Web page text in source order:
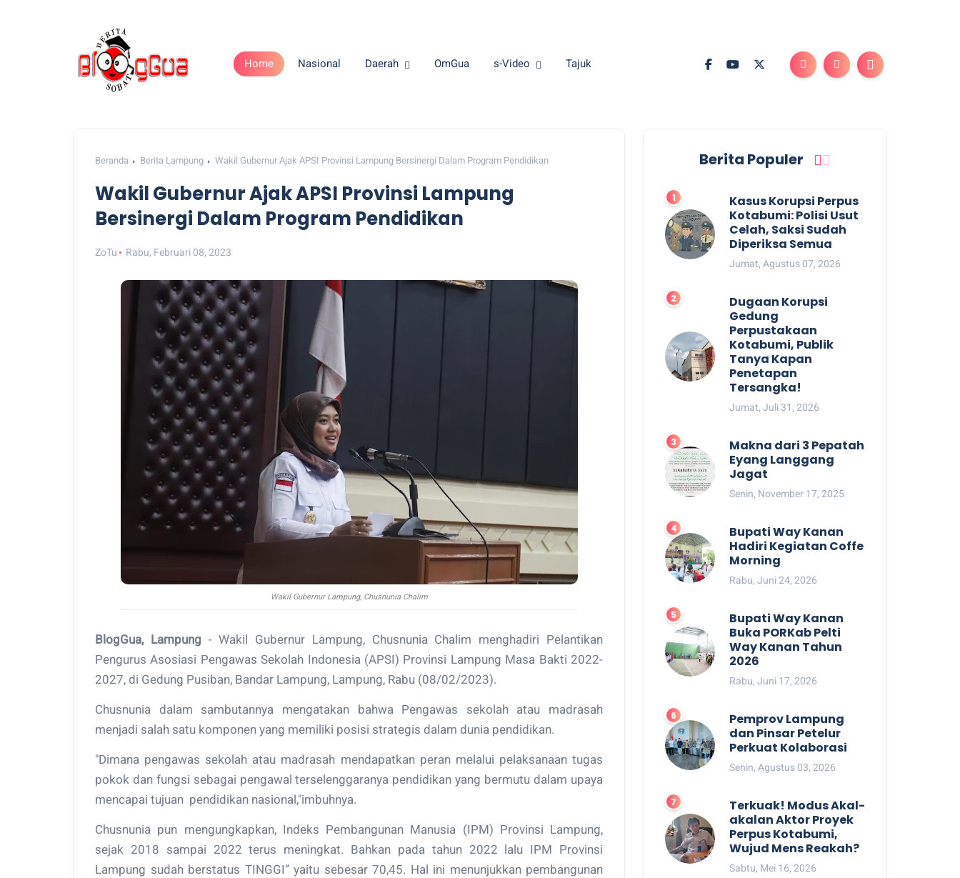
Home Nasional Daerah OmGua s-Video Tajuk
Beranda Berita Lampung Wakil Gubernur Ajak APSI Provinsi Lampung Bersinergi Dalam Program Pendidikan
Wakil Gubernur Ajak APSI Provinsi Lampung
Bersinergi Dalam Program Pendidikan
ZoTu Rabu, Februari 08, 2023
Wakil Gubernur Lampung, Chusnunia Chalim
BlogGua, Lampung - Wakil Gubernur Lampung, Chusnunia Chalim menghadiri Pelantikan
Pengurus Asosiasi Pengawas Sekolah Indonesia (APSI) Provinsi Lampung Masa Bakti 2022-
2027, di Gedung Pusiban, Bandar Lampung, Lampung, Rabu (08/02/2023).
Chusnunia dalam sambutannya mengatakan bahwa Pengawas sekolah atau madrasah
menjadi salah satu komponen yang memiliki posisi strategis dalam dunia pendidikan.
"Dimana pengawas sekolah atau madrasah mendapatkan peran melalui pelaksanaan tugas
pokok dan fungsi sebagai pengawal terselenggaranya pendidikan yang bermutu dalam upaya
mencapai tujuan pendidikan nasional,"imbuhnya.
Chusnunia pun mengungkapkan, Indeks Pembangunan Manusia (IPM) Provinsi Lampung,
sejak 2018 sampai 2022 terus meningkat. Bahkan pada tahun 2022 lalu IPM Provinsi
Lampung sudah berstatus TINGGI” yaitu sebesar 70,45. Hal ini menunjukkan pembangunan
Berita Populer
Kasus Korupsi Perpus
Kotabumi: Polisi Usut
Celah, Saksi Sudah
Diperiksa Semua
Jumat, Agustus 07, 2026
Dugaan Korupsi
Gedung
Perpustakaan
Kotabumi, Publik
Tanya Kapan
Penetapan
Tersangka!
Jumat, Juli 31, 2026
Makna dari 3 Pepatah
Eyang Langgang
Jagat
Senin, November 17, 2025
Bupati Way Kanan
Hadiri Kegiatan Coffe
Morning
Rabu, Juni 24, 2026
Bupati Way Kanan
Buka PORKab Pelti
Way Kanan Tahun
2026
Rabu, Juni 17, 2026
Pemprov Lampung
dan Pinsar Petelur
Perkuat Kolaborasi
Senin, Agustus 03, 2026
Terkuak! Modus Akal-
akalan Aktor Proyek
Perpus Kotabumi,
Wujud Mens Reakah?
Sabtu, Mei 16, 2026